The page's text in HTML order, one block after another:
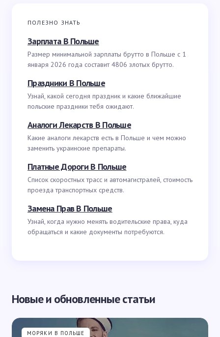
ПОЛЕЗНО ЗНАТЬ
Зарплата В Польше
Размер минимальной зарплаты брутто в Польше с 1
января 2026 года составит 4806 злотых брутто.
Праздники В Польше
Узнай, какой сегодня праздник и какие ближайшие
польские праздники тебя ожидают.
Аналоги Лекарств В Польше
Какие аналоги лекарств есть в Польше и чем можно
заменить украинские препараты.
Платные Дороги В Польше
Список скоростных трасс и автомагистралей, стоимость
проезда транспортных средств.
Замена Прав В Польше
Узнай, когда нужно менять водительские права, куда
обращаться и какие документы потребуются.
Новые и обновленные статьи
МОРЯКИ В ПОЛЬШЕ